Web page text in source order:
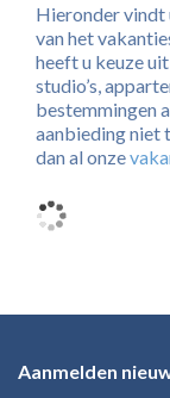
Hieronder vindt
van het
heeft u keuze
studio’s,
bestemmingen
aanbieding niet
dan al onze
Aanmelden